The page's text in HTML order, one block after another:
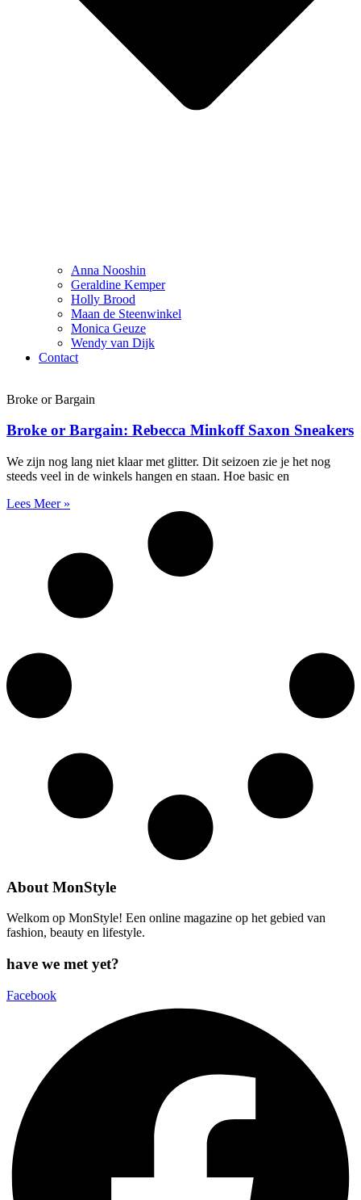
Anna Nooshin
Geraldine Kemper
Holly Brood
Maan de Steenwinkel
Monica Geuze
Wendy van Dijk
Contact
Broke or Bargain
Broke or Bargain: Rebecca Minkoff Saxon Sneakers
We zijn nog lang niet klaar met glitter. Dit seizoen zie je het nog
steeds veel in de winkels hangen en staan. Hoe basic en
Lees Meer »
About MonStyle
Welkom op MonStyle! Een online magazine op het gebied van
fashion, beauty en lifestyle.
have we met yet?
Facebook